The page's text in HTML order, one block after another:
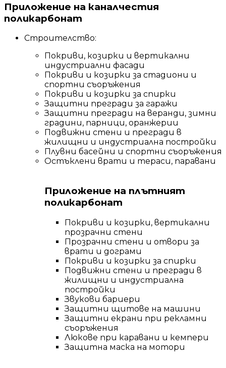
Приложение на каналчестия
поликарбонат
Строителство:
Покриви, козирки и вертикални
индустриални фасади
Покриви и козирки за стадиони и
спортни съоръжения
Покриви и козирки за спирки
Защитни прегради за гаражи
Защитни прегради на веранди, зимни
градини, парници, оранжерии
Подвижни стени и прегради в
жилищни и индустриална постройки
Плувни басейни и спортни съоръжения
Остъклени врати и тераси, паравани
Приложение на плътният
поликарбонат
Покриви и козирки, вертикални
прозрачни стени
Прозрачни стени и отвори за
врати и дограми
Покриви и козирки за спирки
Подвижни стени и прегради в
жилищни и индустриална
постройки
Звукови бариери
Защитни щитове на машини
Защитни екрани при рекламни
съоръжения
Люкове при каравани и кемпери
Защитна маска на мотори